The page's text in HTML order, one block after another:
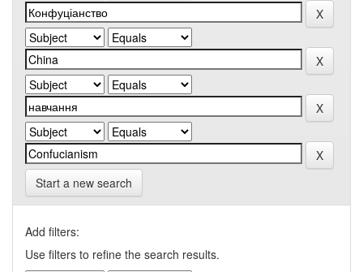
Start a new search
Add filters:
Use filters to refine the search results.